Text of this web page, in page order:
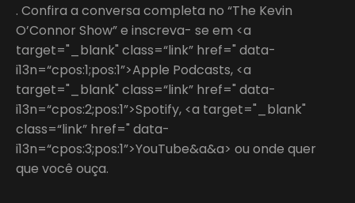
. Confira a conversa completa no “The Kevin
O’Connor Show” e inscreva- se em <a
target="_blank" class=“link” href=" data-
i13n=“cpos:1;pos:1”>Apple Podcasts, <a
target="_blank" class=“link” href=" data-
i13n=“cpos:2;pos:1”>Spotify, <a target="_blank"
class=“link” href=" data-
i13n=“cpos:3;pos:1”>YouTube&a&a> ou onde quer
que você ouça.